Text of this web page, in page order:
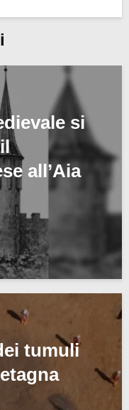
si
all’Aia
tumuli